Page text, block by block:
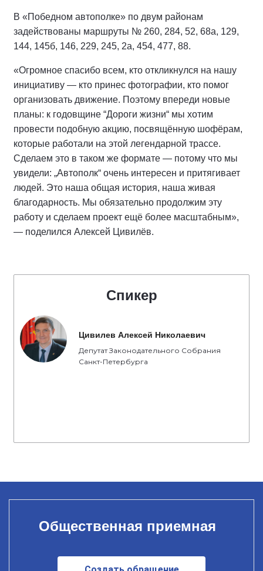
В «Победном автополке» по двум районам
задействованы маршруты № 260, 284, 52, 68а, 129,
144, 145б, 146, 229, 245, 2а, 454, 477, 88.
«Огромное спасибо всем, кто откликнулся на нашу
инициативу — кто принес фотографии, кто помог
организовать движение. Поэтому впереди новые
планы: к годовщине “Дороги жизни“ мы хотим
провести подобную акцию, посвящённую шофёрам,
которые работали на этой легендарной трассе.
Сделаем это в таком же формате — потому что мы
увидели: „Автополк“ очень интересен и притягивает
людей. Это наша общая история, наша живая
благодарность. Мы обязательно продолжим эту
работу и сделаем проект ещё более масштабным»,
— поделился Алексей Цивилёв.
Спикер
Цивилев Алексей Николаевич
Депутат Законодательного Собрания
Санкт-Петербурга
Общественная приемная